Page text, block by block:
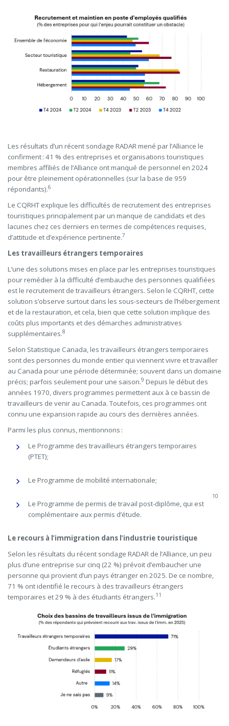
Les résultats d’un récent sondage RADAR mené par l’Alliance le
confirment : 41 % des entreprises et organisations touristiques
membres affiliés de l’Alliance ont manqué de personnel en 2024
pour être pleinement opérationnelles (sur la base de 959
répondants).6
Le CQRHT explique les difficultés de recrutement des entreprises
touristiques principalement par un manque de candidats et des
lacunes chez ces derniers en termes de compétences requises,
d’attitude et d’expérience pertinente.7
Les travailleurs étrangers temporaires
L’une des solutions mises en place par les entreprises touristiques
pour remédier à la difficulté d’embauche des personnes qualifiées
est le recrutement de travailleurs étrangers. Selon le CQRHT, cette
solution s’observe surtout dans les sous-secteurs de l’hébergement
et de la restauration, et cela, bien que cette solution implique des
coûts plus importants et des démarches administratives
supplémentaires.8
Selon Statistique Canada, les travailleurs étrangers temporaires
sont des personnes du monde entier qui viennent vivre et travailler
au Canada pour une période déterminée; souvent dans un domaine
précis; parfois seulement pour une saison.9 Depuis le début des
années 1970, divers programmes permettent aux à ce bassin de
travailleurs de venir au Canada. Toutefois, ces programmes ont
connu une expansion rapide au cours des dernières années.
Parmi les plus connus, mentionnons :
Le Programme des travailleurs étrangers temporaires
(PTET);
Le Programme de mobilité internationale;
Le Programme de permis de travail post-diplôme, qui est
complémentaire aux permis d’étude.
10
Le recours à l’immigration dans l’industrie touristique
Selon les résultats du récent sondage RADAR de l’Alliance, un peu
plus d’une entreprise sur cinq (22 %) prévoit d’embaucher une
personne qui provient d’un pays étranger en 2025. De ce nombre,
71 % ont identifié le recours à des travailleurs étrangers
temporaires et 29 % à des étudiants étrangers.11